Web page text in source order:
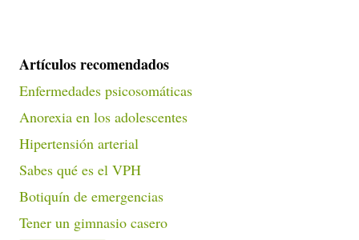
Artículos recomendados
Enfermedades psicosomáticas
Anorexia en los adolescentes
Hipertensión arterial
Sabes qué es el VPH
Botiquín de emergencias
Tener un gimnasio casero